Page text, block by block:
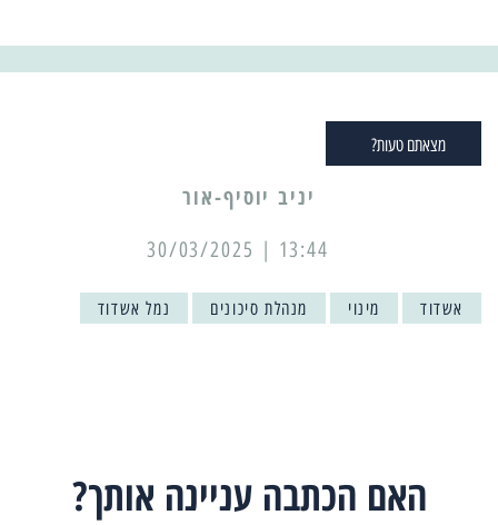
מצאתם טעות?
יניב יוסיף-אור
13:44 | 30/03/2025
אשדוד מינוי מנהלת סיכונים נמל אשדוד
האם הכתבה עניינה אותך?